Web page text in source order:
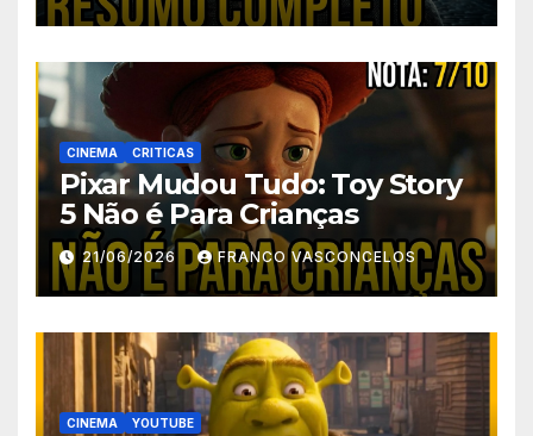
CINEMA CRITICAS
Pixar Mudou Tudo: Toy Story
5 Não é Para Crianças
21/06/2026 FRANCO VASCONCELOS
CINEMA YOUTUBE